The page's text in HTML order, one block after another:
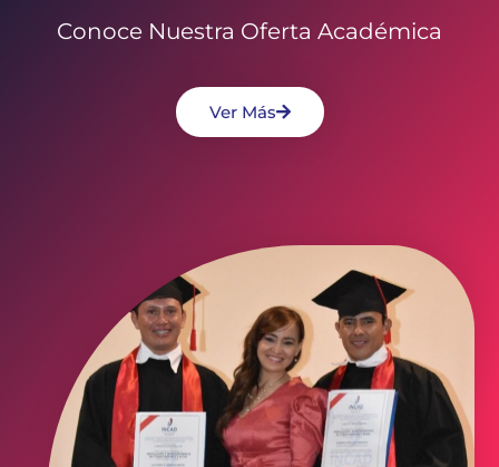
Conoce Nuestra Oferta Académica
Ver Más